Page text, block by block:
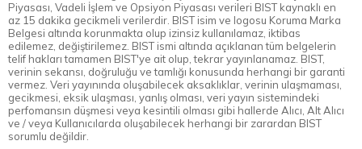
Piyasası, Vadeli İşlem ve Opsiyon Piyasası verileri BIST kaynaklı en
az 15 dakika gecikmeli verilerdir. BIST isim ve logosu Koruma Marka
Belgesi altında korunmakta olup izinsiz kullanılamaz, iktibas
edilemez, değiştirilemez. BIST ismi altında açıklanan tüm belgelerin
telif hakları tamamen BIST'ye ait olup, tekrar yayınlanamaz. BIST,
verinin sekansı, doğruluğu ve tamlığı konusunda herhangi bir garanti
vermez. Veri yayınında oluşabilecek aksaklıklar, verinin ulaşmaması,
gecikmesi, eksik ulaşması, yanlış olması, veri yayın sistemindeki
perfomansın düşmesi veya kesintili olması gibi hallerde Alıcı, Alt Alıcı
ve / veya Kullanıcılarda oluşabilecek herhangi bir zarardan BIST
sorumlu değildir.